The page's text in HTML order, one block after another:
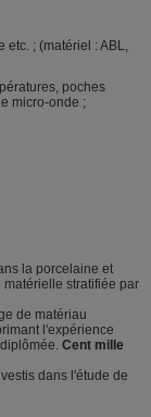
; (matériel : ABL,
poches
micro-onde ;
la porcelaine et
stratifiée par
de matériau
l'expérience
Cent mille
dans l'étude de